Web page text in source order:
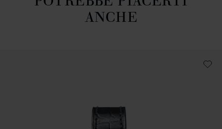
ANCHE